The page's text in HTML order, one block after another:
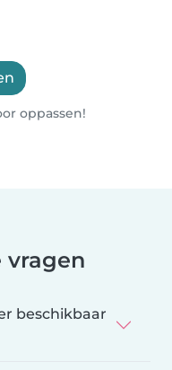
oppassen!
vragen
beschikbaar